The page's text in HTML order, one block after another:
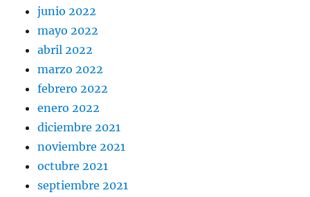
junio 2022
mayo 2022
abril 2022
marzo 2022
febrero 2022
enero 2022
diciembre 2021
noviembre 2021
octubre 2021
septiembre 2021